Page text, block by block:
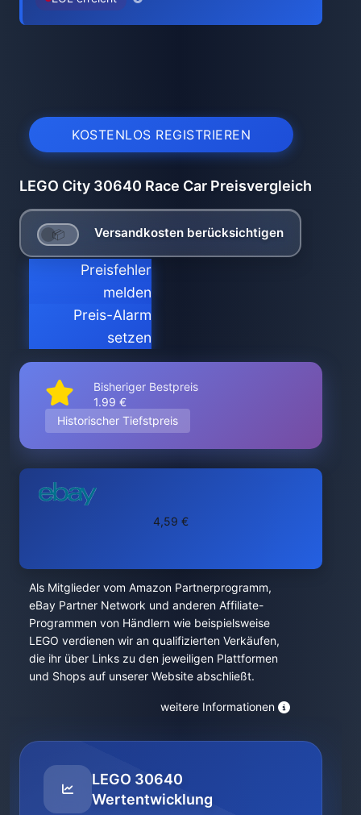
KOSTENLOS REGISTRIEREN
LEGO City 30640 Race Car Preisvergleich
Versandkosten berücksichtigen
Preisfehler
melden
Preis-Alarm
setzen
Bisheriger Bestpreis
1.99 €
Historischer Tiefstpreis
4,59 €
Als Mitglieder vom Amazon Partnerprogramm,
eBay Partner Network und anderen Affiliate-
Programmen von Händlern wie beispielsweise
LEGO verdienen wir an qualifizierten Verkäufen,
die ihr über Links zu den jeweiligen Plattformen
und Shops auf unserer Website abschließt.
weitere Informationen
LEGO 30640
Wertentwicklung